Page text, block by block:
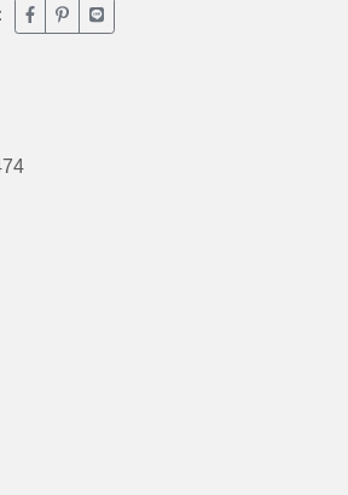
臉書分享(另開新視窗)
噗浪分享(另開新視窗)
Line分享(另開新視窗)